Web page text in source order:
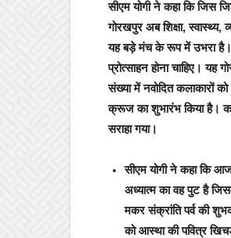
सीएम योगी ने कहा कि जिस
गोरखपुर अब शिक्षा,
यह बड़े मंच के रूप में उभरा
प्रोत्साहन होना चाहिए। यह
संख्या में नवोदित कलाकारों
क्रूज का शुभारंभ किया है।
सराहा गया।
सीएम योगी ने कहा कि
अध्यात्म का वह पुट है
मकर संक्रांति पर्व की
को आस्था की पवित्र